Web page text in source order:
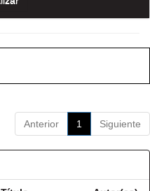
Anterior 1 Siguiente